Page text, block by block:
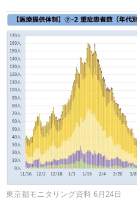
東京都モニタリング資料 6月24日